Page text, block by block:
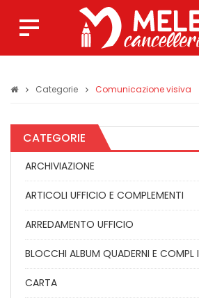
Categorie Comunicazione visiva
CATEGORIE
ARCHIVIAZIONE
ARTICOLI UFFICIO E COMPLEMENTI
ARREDAMENTO UFFICIO
BLOCCHI ALBUM QUADERNI E COMPL I
CARTA